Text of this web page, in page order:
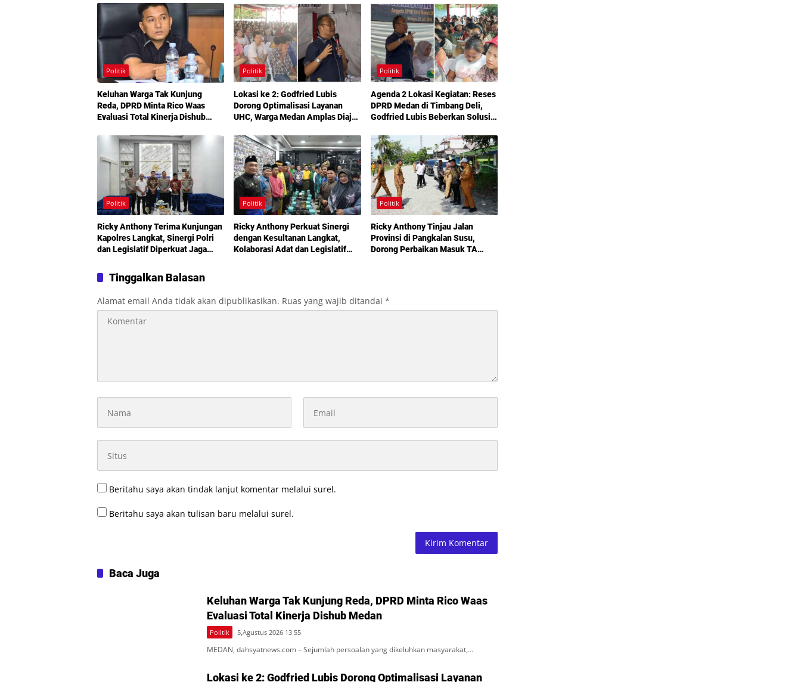
Politik
Keluhan Warga Tak Kunjung
Reda, DPRD Minta Rico Waas
Evaluasi Total Kinerja Dishub
Politik
Lokasi ke 2: Godfried Lubis
Dorong Optimalisasi Layanan
UHC, Warga Medan Amplas Diajak
Bermodal KTP
Politik
Agenda 2 Lokasi Kegiatan: Reses
DPRD Medan di Timbang Deli,
Godfried Lubis Beberkan Solusi
Kesehatan Gratis
Politik
Ricky Anthony Terima Kunjungan
Kapolres Langkat, Sinergi Polri
dan Legislatif Diperkuat Jaga
Politik
Ricky Anthony Perkuat Sinergi
dengan Kesultanan Langkat,
Kolaborasi Adat dan Legislatif
Politik
Ricky Anthony Tinjau Jalan
Provinsi di Pangkalan Susu,
Dorong Perbaikan Masuk TA
Tinggalkan Balasan
Alamat email Anda tidak akan dipublikasikan. Ruas yang wajib ditandai *
Beritahu saya akan tindak lanjut komentar melalui surel.
Beritahu saya akan tulisan baru melalui surel.
Baca Juga
Keluhan Warga Tak Kunjung Reda, DPRD Minta Rico Waas
Evaluasi Total Kinerja Dishub Medan
Politik 5,Agustus 2026 13 55
MEDAN, dahsyatnews.com – Sejumlah persoalan yang dikeluhkan masyarakat,…
Lokasi ke 2: Godfried Lubis Dorong Optimalisasi Layanan